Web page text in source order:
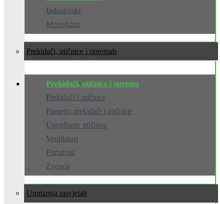
Industrijski
Monofazni
Prekidači, utičnice i oprema
Prekidači, utičnice i oprema
Prekidači i utičnice
Pametni prekidači i utičnice
Ugradbene utičnice
Ventilatori
Portafoni
Zvonca
Unutarnja rasvjeta